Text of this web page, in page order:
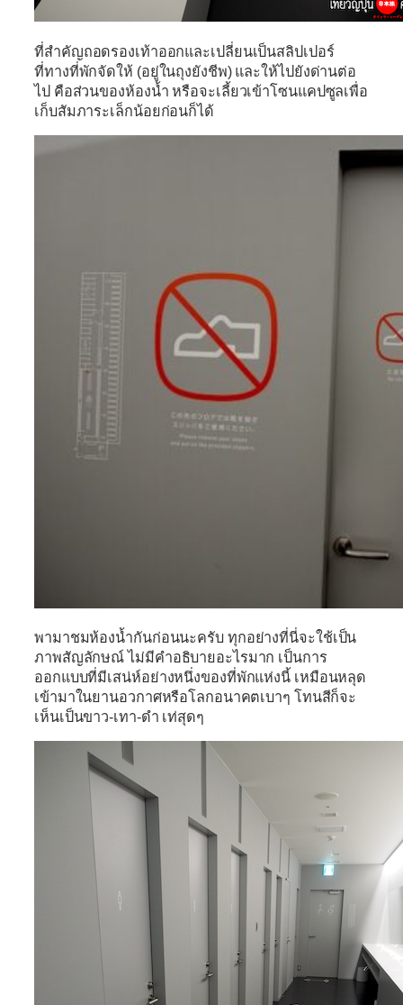
ที่สำคัญถอดรองเท้าออกและเปลี่ยนเป็นสลิปเปอร์
ที่ทางที่พักจัดให้ (อยู่ในถุงยังชีพ) และให้ไปยังด่านต่อ
ไป คือส่วนของห้องน้ำ หรือจะเลี้ยวเข้าโซนแคปซูลเพื่อ
เก็บสัมภาระเล็กน้อยก่อนก็ได้
พามาชมห้องน้ำกันก่อนนะครับ ทุกอย่างที่นี่จะใช้เป็น
ภาพสัญลักษณ์ ไม่มีคำอธิบายอะไรมาก เป็นการ
ออกแบบที่มีเสน่ห์อย่างหนึ่งของที่พักแห่งนี้ เหมือนหลุด
เข้ามาในยานอวกาศหรือโลกอนาคตเบาๆ โทนสีก็จะ
เห็นเป็นขาว-เทา-ดำ เท่สุดๆ